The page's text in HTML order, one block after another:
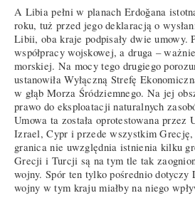
A Libia pełni w planach Erdoğana
roku, tuż przed jego deklaracją o
Libii, oba kraje podpisały dwie umowy.
współpracy wojskowej, a druga –
morskiej. Na mocy tego drugiego
ustanowiła Wyłączną Strefę
w głąb Morza Śródziemnego. Na jej
prawo do eksploatacji naturalnych
Umowa ta została oprotestowana przez
Izrael, Cypr i przede wszystkim Grecję,
granica nie uwzględnia istnienia kilku
Grecji i Turcji są na tym tle tak
wojny. Spór ten tylko pośrednio
wojny w tym kraju miałby na niego